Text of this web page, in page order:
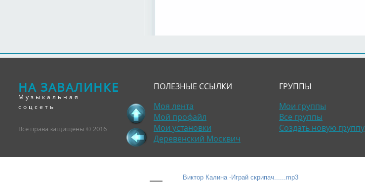
НА ЗАВАЛИНКЕ
Музыкальная
соцсеть
Все права защищены © 2016
ПОЛЕЗНЫЕ ССЫЛКИ
Моя лента
Мой профайл
Мои установки
Деревенский Москвич
ГРУППЫ
Мои группы
Все группы
Создать новую группу
Виктор Калина -Играй скрипач......mp3